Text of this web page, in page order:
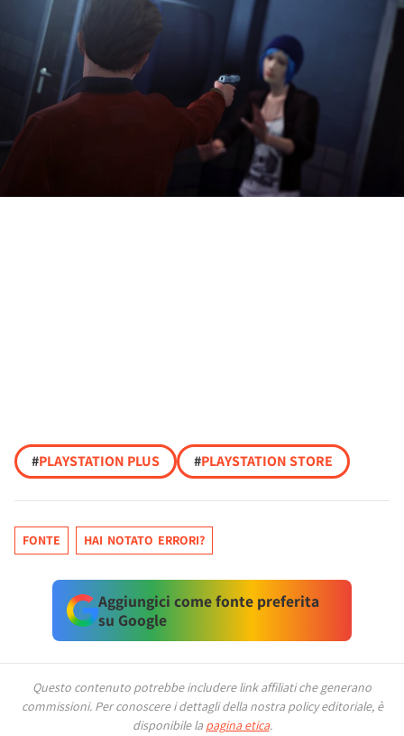
#PLAYSTATION PLUS #PLAYSTATION STORE
FONTE HAI NOTATO ERRORI?
Aggiungici come fonte preferita
su Google
Questo contenuto potrebbe includere link affiliati che generano
commissioni. Per conoscere i dettagli della nostra policy editoriale, è
disponibile la pagina etica.